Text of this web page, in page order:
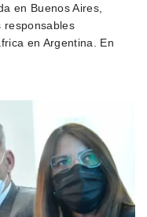
en Buenos Aires,
responsables
en Argentina. En